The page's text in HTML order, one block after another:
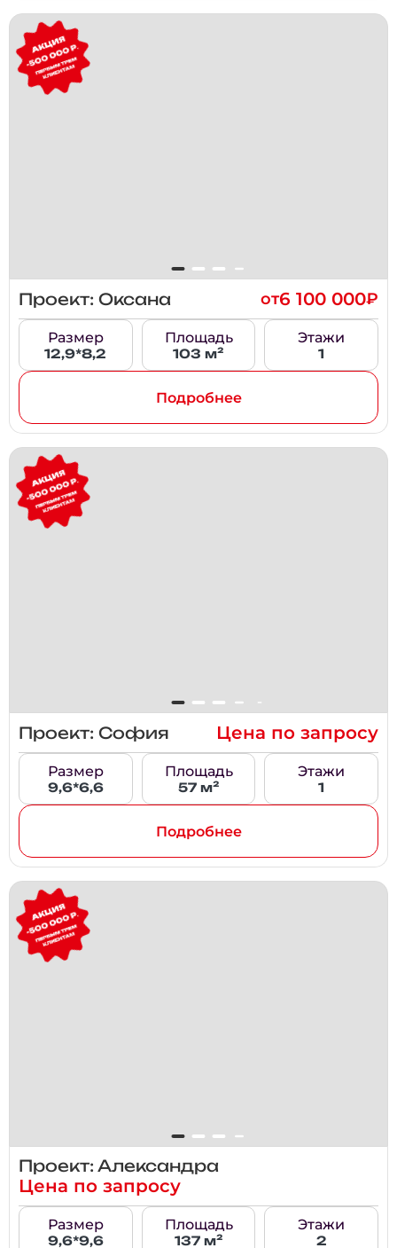
Проект: Оксана от6 100 000₽
Размер
12,9*8,2
Площадь
103 м²
Этажи
1
Подробнее
Проект: София Цена по запросу
Размер
9,6*6,6
Площадь
57 м²
Этажи
1
Подробнее
Проект: Александра
Цена по запросу
Размер
9,6*9,6
Площадь
137 м²
Этажи
2